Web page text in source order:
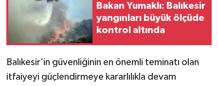
Bakan Yumaklı: Balıkesir
yangınları büyük ölçüde
kontrol altında
Balıkesir’in güvenliğinin en önemli teminatı olan
itfaiyeyi güçlendirmeye kararlılıkla devam